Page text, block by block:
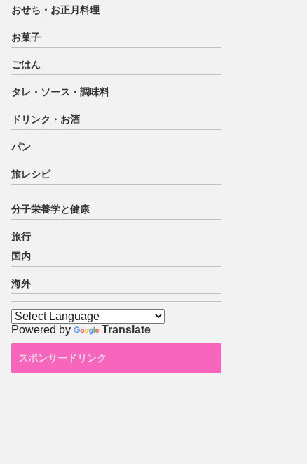
おせち・お正月料理
お菓子
ごはん
タレ・ソース・調味料
ドリンク・お酒
パン
旅レシピ
分子栄養学と健康
旅行
国内
海外
Powered by Translate
スポンサードリンク